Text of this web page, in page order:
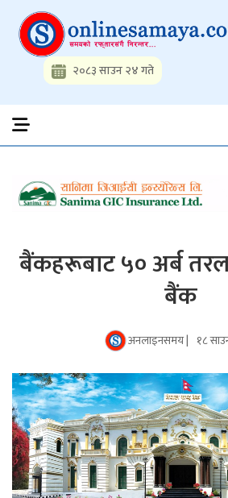
content
Onlinesamaya.com
Nepal News Portal, Business, Hot
Politics, Science, Technology, Social,
Watch, Movies
२०८३ साउन २४ गते
बैंकहरूबाट ५० अर्ब
बैंक
अनलाइनसमय | १८